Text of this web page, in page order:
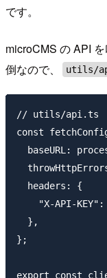
です。
microCMS の API
倒なので、
utils/
// utils/api.ts
const
baseURL:
  headers: {
"X-API-KEY":
  },
};